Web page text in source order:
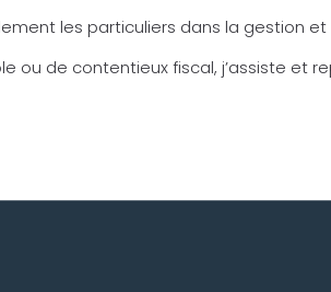
les particuliers dans la gestion
ou de contentieux fiscal, j’assiste et